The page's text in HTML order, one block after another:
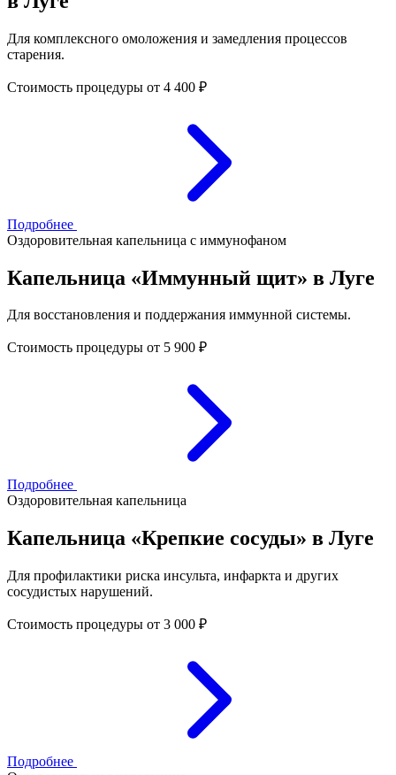
Для комплексного омоложения и замедления процессов
старения.
Стоимость процедуры от 4 400 ₽
Подробнее
Оздоровительная капельница с иммунофаном
Капельница «Иммунный щит» в Луге
Для восстановления и поддержания иммунной системы.
Стоимость процедуры от 5 900 ₽
Подробнее
Оздоровительная капельница
Капельница «Крепкие сосуды» в Луге
Для профилактики риска инсульта, инфаркта и других
сосудистых нарушений.
Стоимость процедуры от 3 000 ₽
Подробнее